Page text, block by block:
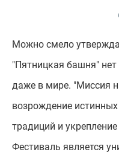
Можно смело
"Пятницкая башня"
даже в мире. "Миссия
возрождение истинных
традиций и
Фестиваль является